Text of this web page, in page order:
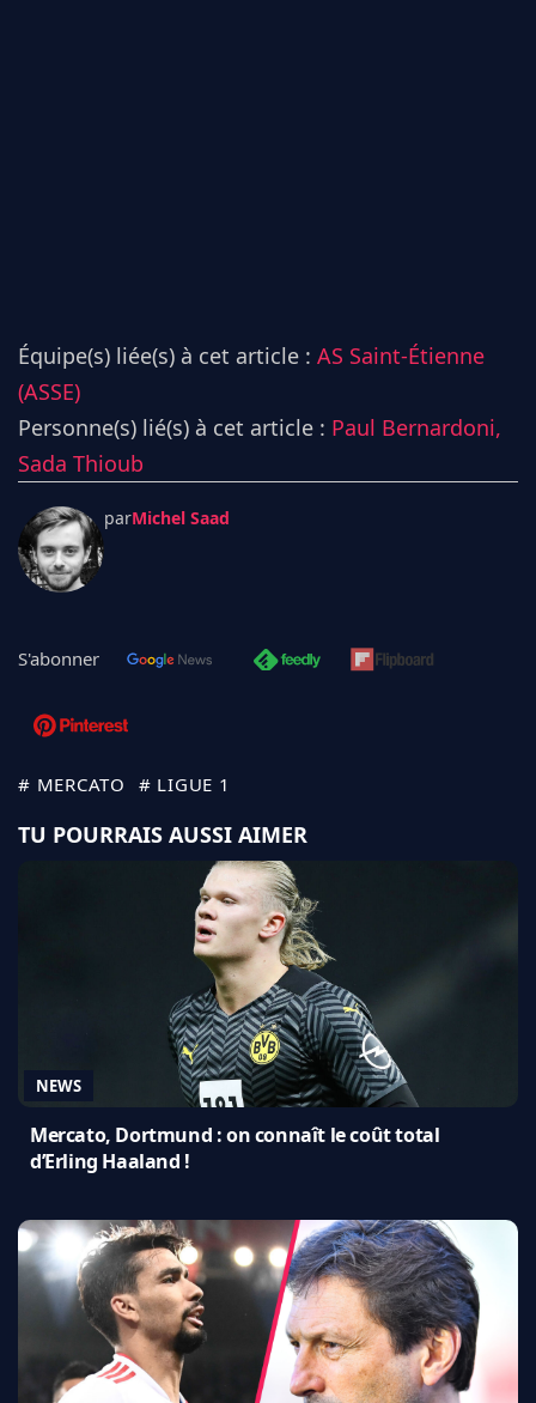
Équipe(s) liée(s) à cet article : AS Saint-Étienne
(ASSE)
Personne(s) lié(s) à cet article : Paul Bernardoni,
Sada Thioub
parMichel Saad
S'abonner
# MERCATO # LIGUE 1
TU POURRAIS AUSSI AIMER
NEWS
Mercato, Dortmund : on connaît le coût total
d’Erling Haaland !